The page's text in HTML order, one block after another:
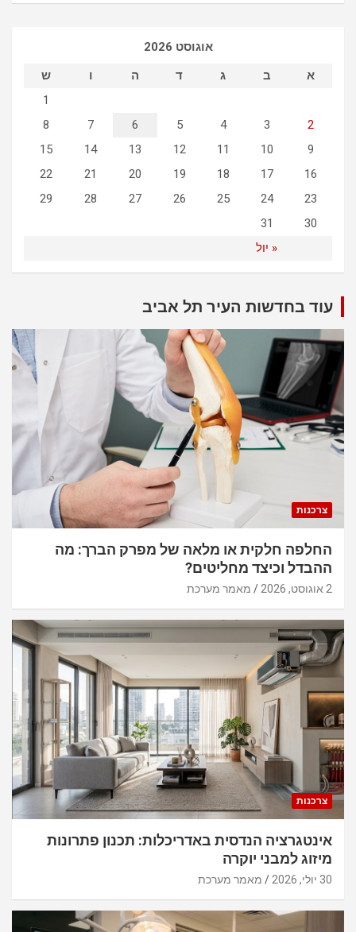
אוגוסט 2026
א
ב ג ד ה ו ש
« יול
1
2
3
4
5
6
7
8
9
10
11
12
13
14
15
16
17
18
19
20
21
22
23
24
25
26
27
28
29
30
31
עוד בחדשות העיר תל אביב
צרכנות
החלפה חלקית או מלאה של מפרק הברך: מה
ההבדל וכיצד מחליטים?
2 אוגוסט, 2026 מאמר מערכת
צרכנות
אינטגרציה הנדסית באדריכלות: תכנון פתרונות
מיזוג למבני יוקרה
30 יולי, 2026 מאמר מערכת